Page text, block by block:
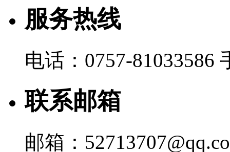
服务热线
电话：0757-81033586
联系邮箱
邮箱：